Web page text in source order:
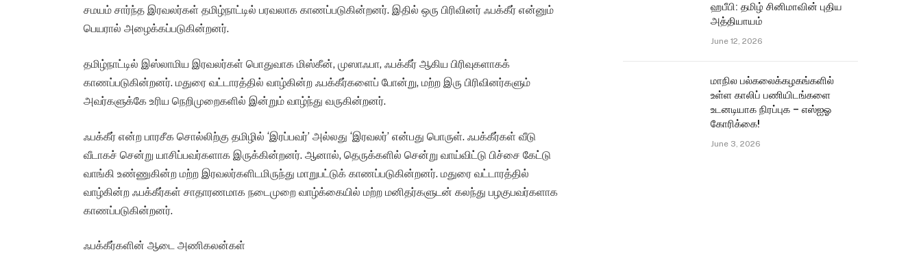
சமயம் சார்ந்த இரவலர்கள் தமிழ்நாட்டில் பரவலாக காணப்படுகின்றனர். இதில் ஒரு பிரிவினர் ஃபக்கீர் என்னும்
பெயரால் அழைக்கப்படுகின்றனர்.
தமிழ்நாட்டில் இஸ்லாமிய இரவலர்கள் பொதுவாக மிஸ்கீன், முஸாஃபா, ஃபக்கீர் ஆகிய பிரிவுகளாகக்
காணப்படுகின்றனர். மதுரை வட்டாரத்தில் வாழ்கின்ற ஃபக்கீர்களைப் போன்று, மற்ற இரு பிரிவினர்களும்
அவர்களுக்கே உரிய நெறிமுறைகளில் இன்றும் வாழ்ந்து வருகின்றனர்.
ஃபக்கீர் என்ற பாரசீக சொல்லிற்கு தமிழில் ‘இரப்பவர்’ அல்லது ‘இரவலர்’ என்பது பொருள். ஃபக்கீர்கள் வீடு
வீடாகச் சென்று யாசிப்பவர்களாக இருக்கின்றனர். ஆனால், தெருக்களில் சென்று வாய்விட்டு பிச்சை கேட்டு
வாங்கி உண்ணுகின்ற மற்ற இரவலர்களிடமிருந்து மாறுபட்டுக் காணப்படுகின்றனர். மதுரை வட்டாரத்தில்
வாழ்கின்ற ஃபக்கீர்கள் சாதாரணமாக நடைமுறை வாழ்க்கையில் மற்ற மனிதர்களுடன் கலந்து பழகுபவர்களாக
காணப்படுகின்றனர்.
ஃபக்கீர்களின் ஆடை அணிகலன்கள்
ஹபீபி: தமிழ் சினிமாவின் புதிய
அத்தியாயம்
June 12, 2026
மாநில பல்கலைக்கழகங்களில்
உள்ள காலிப் பணியிடங்களை
உடனடியாக நிரப்புக – எஸ்ஐஓ
கோரிக்கை!
June 3, 2026